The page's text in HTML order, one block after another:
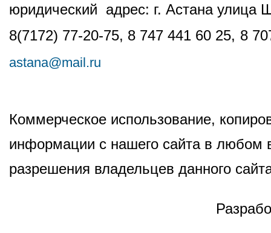
юридический адрес: г. Астана
8(7172) 77-20-75, 8 747 441 60 25, 8
astana@mail.ru
Коммерческое использование,
информации с нашего сайта в любом
разрешения владельцев данного